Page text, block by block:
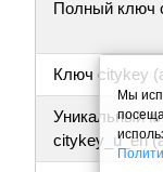
Полный ключ
Ключ citykey
Уникальный
citykey_u_en
Мы